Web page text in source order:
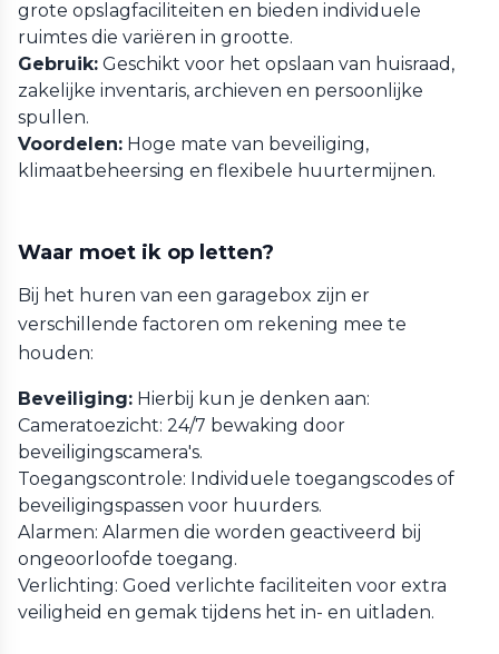
grote opslagfaciliteiten en bieden individuele
ruimtes die variëren in grootte.
Gebruik: Geschikt voor het opslaan van huisraad,
zakelijke inventaris, archieven en persoonlijke
spullen.
Voordelen: Hoge mate van beveiliging,
klimaatbeheersing en flexibele huurtermijnen.
Waar moet ik op letten?
Bij het huren van een garagebox zijn er
verschillende factoren om rekening mee te
houden:
Beveiliging: Hierbij kun je denken aan:
Cameratoezicht: 24/7 bewaking door
beveiligingscamera's.
Toegangscontrole: Individuele toegangscodes of
beveiligingspassen voor huurders.
Alarmen: Alarmen die worden geactiveerd bij
ongeoorloofde toegang.
Verlichting: Goed verlichte faciliteiten voor extra
veiligheid en gemak tijdens het in- en uitladen.